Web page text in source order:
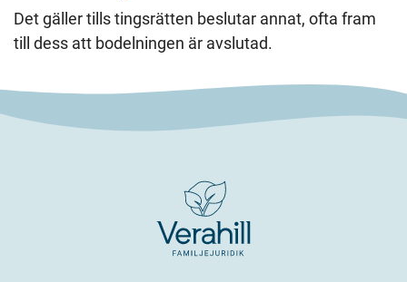
Det gäller tills tingsrätten beslutar annat, ofta fram
till dess att bodelningen är avslutad.